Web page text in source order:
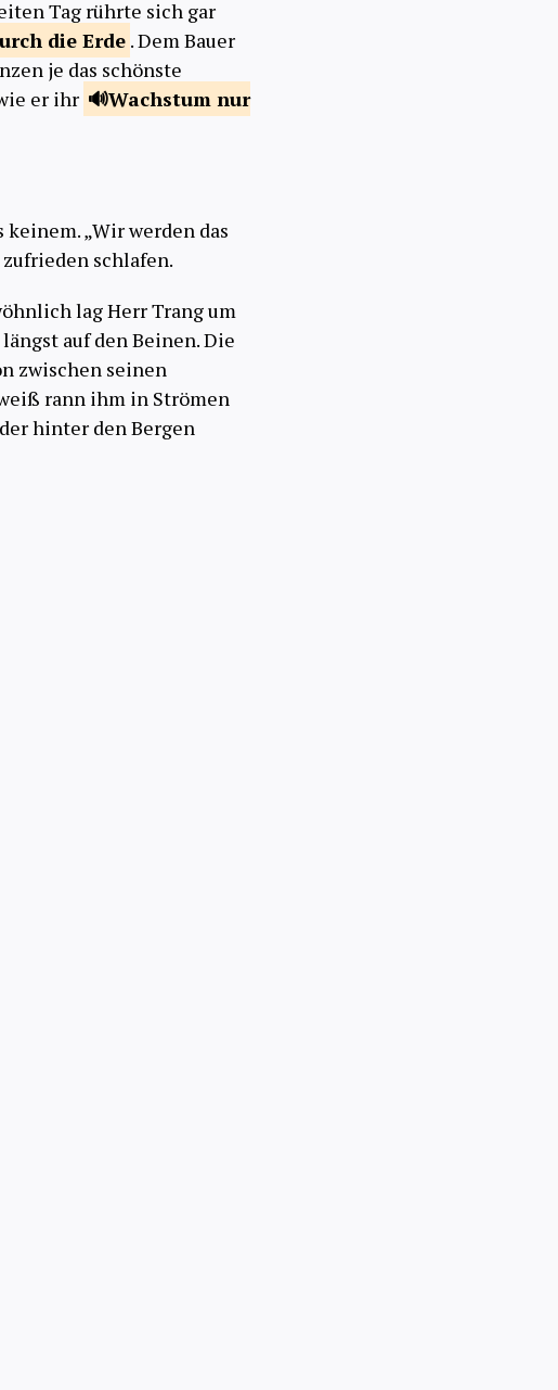
Tag rührte sich gar
die Erde . Dem Bauer
je das schönste
er ihr
Wachstum nur
„Wir werden das
schlafen.
lag Herr Trang um
auf den Beinen. Die
zwischen seinen
rann ihm in Strömen
hinter den Bergen